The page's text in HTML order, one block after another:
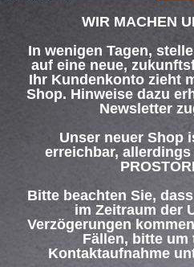
WIR MACHEN
In wenigen Tagen,
auf eine neue,
Ihr Kundenkonto zieht
Shop. Hinweise dazu
Newsletter
Unser neuer Shop
erreichbar,
Bitte beachten Sie,
im Zeitraum der
Verzögerungen
Fällen, bitte
Kontaktaufnahme
SERVICE HOTLINE
INFORMATIONEN
Über uns Hilfe /
Versand und Zahlungsbedingungen